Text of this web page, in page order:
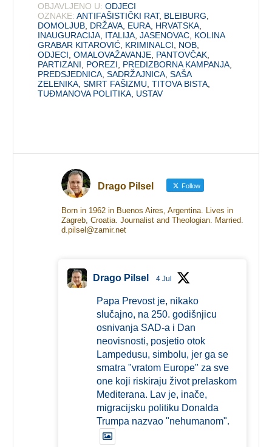
OBJAVLJENO U: ODJECI
OZNAKE: ANTIFAŠISTIČKI RAT, BLEIBURG
DOMOLJUB DRŽAVA EURA HRVATSKA
INAUGURACIJA ITALIJA ,JASENOVAC KOLINA
GRABAR KITAROVIĆ KRIMINALCI NOB
ODJECI ,OMALOVAŽAVANJE PANTOVČAK
PARTIZANI
POREZI PREDIZBORNA KAMPANJA
PREDSJEDNICA ,SADRŽAJNICA ,SAŠA
ZELENIKA ,SMRT FAŠIZMU ,TITOVA BISTA
TUĐMANOVA POLITIKA USTAV
Drago Pilsel Follow
Born in 1962 in Buenos Aires, Argentina. Lives in
Zagreb, Croatia. Journalist and Theologian. Married.
d.pilsel@zamir.net
Drago Pilsel 4 Jul
Papa Prevost je, nikako
slučajno, na 250. godišnjicu
osnivanja SAD-a i Dan
neovisnosti, posjetio otok
Lampedusu, simbolu, jer ga se
smatra "vratom Europe" za sve
one koji riskiraju život prelaskom
Mediterana. Lav je, inače,
migracijsku politiku Donalda
Trumpa nazvao "nehumanom".